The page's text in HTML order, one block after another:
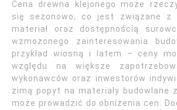
Cena drewna klejonego może
się sezonowo, co jest związane z
materiał oraz dostępnością
wzmożonego zainteresowania
przykład wiosną i latem – ceny
względu na większe
wykonawców oraz inwestorów
zimą popyt na materiały budowlane
może prowadzić do obniżenia cen.